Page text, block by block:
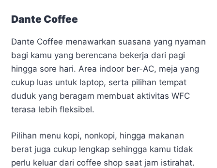
Dante Coffee
Dante Coffee menawarkan suasana yang nyaman
bagi kamu yang berencana bekerja dari pagi
hingga sore hari. Area indoor ber-AC, meja yang
cukup luas untuk laptop, serta pilihan tempat
duduk yang beragam membuat aktivitas WFC
terasa lebih fleksibel.
Pilihan menu kopi, nonkopi, hingga makanan
berat juga cukup lengkap sehingga kamu tidak
perlu keluar dari coffee shop saat jam istirahat.